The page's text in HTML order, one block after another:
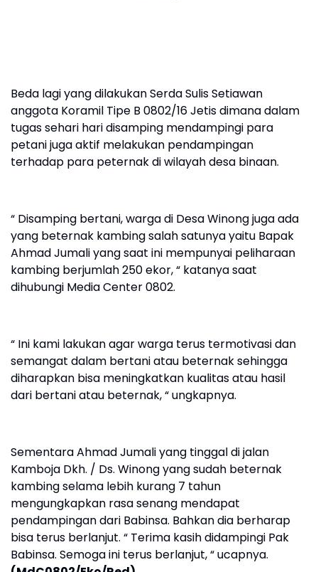
Beda lagi yang dilakukan Serda Sulis Setiawan
anggota Koramil Tipe B 0802/16 Jetis dimana dalam
tugas sehari hari disamping mendampingi para
petani juga aktif melakukan pendampingan
terhadap para peternak di wilayah desa binaan.
“ Disamping bertani, warga di Desa Winong juga ada
yang beternak kambing salah satunya yaitu Bapak
Ahmad Jumali yang saat ini mempunyai peliharaan
kambing berjumlah 250 ekor, “ katanya saat
dihubungi Media Center 0802.
“ Ini kami lakukan agar warga terus termotivasi dan
semangat dalam bertani atau beternak sehingga
diharapkan bisa meningkatkan kualitas atau hasil
dari bertani atau beternak, “ ungkapnya.
Sementara Ahmad Jumali yang tinggal di jalan
Kamboja Dkh. / Ds. Winong yang sudah beternak
kambing selama lebih kurang 7 tahun
mengungkapkan rasa senang mendapat
pendampingan dari Babinsa. Bahkan dia berharap
bisa terus berlanjut. “ Terima kasih didampingi Pak
Babinsa. Semoga ini terus berlanjut, “ ucapnya.